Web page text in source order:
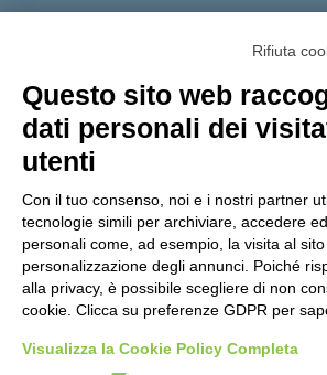
Tutti gli argomenti
Amministrazione Trasparente
Dichiarazione di accessibilitàObiettivi di
Seguici su:
Indirizzo:Via Gaetano Donizetti 30, Collegno
Centralino:0114053925 Email:
Posta elettronica certificata (PEC):
Codice fiscale: 95641450010
Codice Indice delle Pubbliche Amministrazioni
Rifiuta
Questo sito web
dati personali dei
utenti
Con il tuo consenso, noi e i nostri partner
tecnologie simili per archiviare, accedere
personali come, ad esempio, la visita al
personalizzazione degli annunci. Poiché
alla privacy, è possibile scegliere di non
cookie. Clicca su preferenze GDPR per
Visualizza la Cookie Policy Completa